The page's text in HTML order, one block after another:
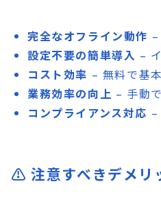
完全なオフライン動作
設定不要の簡単導入 –
コスト効率 – 無料で基
業務効率の向上 – 手動
コンプライアンス対応
⚠️ 注意すべきデメリ